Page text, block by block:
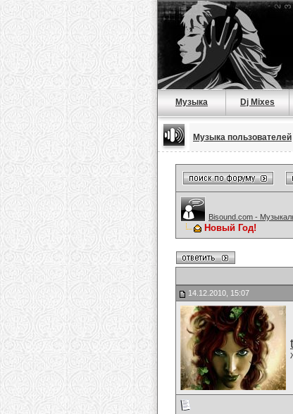
Музыка Dj Mixes
Музыка пользователей
Bisound.com -
Новый Год!
14.12.2010, 15:07